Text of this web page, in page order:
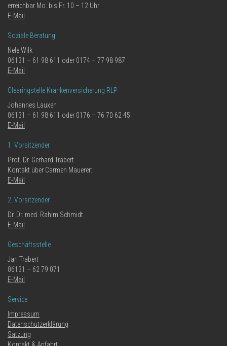
erreichbar Mo. bis Fr. 10 – 12 Uhr
E-Mail
Soziale Beratung
Nele Wilk
06131 – 61 98 611 oder 0174 – 77 98 987
E-Mail
Clearingstelle Krankenversicherung RLP
Johannes Lauxen
06131 – 61 98 611 oder 0176 – 76 70 62 45
E-Mail
1. Vorsitzender
Prof. Dr. Gerhard Trabert
Kontakt über Carmen Mauerer:
E-Mail
2. Vorsitzender
Dr. Dr. med. Rahim Schmidt
E-Mail
Geschäftsstelle
Jari Trabert
06131 – 62 79 071
E-Mail
Service
Impressum
Datenschutzerklärung
Satzung